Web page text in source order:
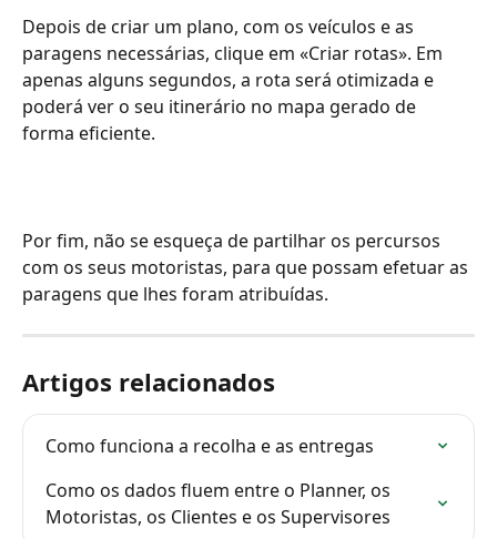
Depois de criar um plano, com os veículos e as
paragens necessárias, clique em «Criar rotas». Em
apenas alguns segundos, a rota será otimizada e
poderá ver o seu itinerário no mapa gerado de
forma eficiente.
Por fim, não se esqueça de partilhar os percursos
com os seus motoristas, para que possam efetuar as
paragens que lhes foram atribuídas.
Artigos relacionados
Como funciona a recolha e as entregas
Como os dados fluem entre o Planner, os
Motoristas, os Clientes e os Supervisores